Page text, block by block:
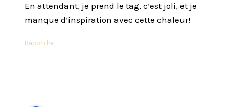
En attendant, je prend le tag, c’est joli, et je
manque d’inspiration avec cette chaleur!
Répondre